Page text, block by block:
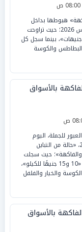
هبوطها بداخل
الأسواق اليوم الإثنين 3 أغسطس 2026؛ حيث تراوحت
أسعار «الطماطم» بين «5 و10 جنيهات»، بينما سجل كل
والكوسة
بالأسواق
للجملة، اليوم
الجمعة الموافق 31 يوليو 2026، «حالة من التباين
حيث سجلت
الطماطم مستويات تراوحت بين «10 و15 جنيهًا للكيلو»،
والخيار والفلفل
بالأسواق